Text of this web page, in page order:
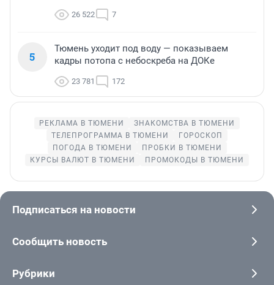
26 522 7
5
Тюмень уходит под воду — показываем
кадры потопа с небоскреба на ДОКе
23 781 172
РЕКЛАМА В ТЮМЕНИ
ЗНАКОМСТВА В ТЮМЕНИ
ТЕЛЕПРОГРАММА В ТЮМЕНИ
ГОРОСКОП
ПОГОДА В ТЮМЕНИ
ПРОБКИ В ТЮМЕНИ
КУРСЫ ВАЛЮТ В ТЮМЕНИ
ПРОМОКОДЫ В ТЮМЕНИ
Подписаться на новости
Сообщить новость
Рубрики